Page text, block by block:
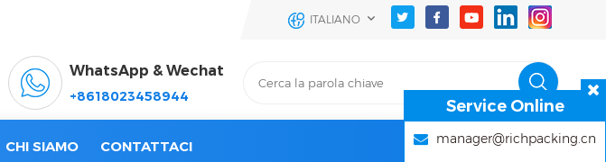
ITALIANO
WhatsApp & Wechat
+8618023458944
CHI SIAMO CONTATTACI
Service Online
manager@richpacking.cn